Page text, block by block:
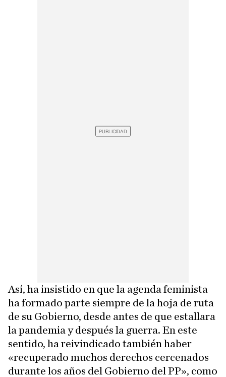
Así, ha insistido en que la agenda feminista
ha formado parte siempre de la hoja de ruta
de su Gobierno, desde antes de que estallara
la pandemia y después la guerra. En este
sentido, ha reivindicado también haber
«recuperado muchos derechos cercenados
durante los años del Gobierno del PP», como